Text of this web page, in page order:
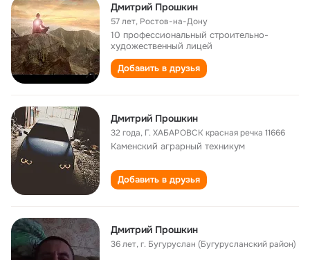
Дмитрий Прошкин
57 лет, Ростов-на-Дону
10 профессиональный строительно-
художественный лицей
Добавить в друзья
Дмитрий Прошкин
32 года, Г. ХАБАРОВСК красная речка 11666
Каменский аграрный техникум
Добавить в друзья
Дмитрий Прошкин
36 лет,г. Бугуруслан (Бугурусланский район)